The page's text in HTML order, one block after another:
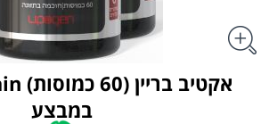
במבצע